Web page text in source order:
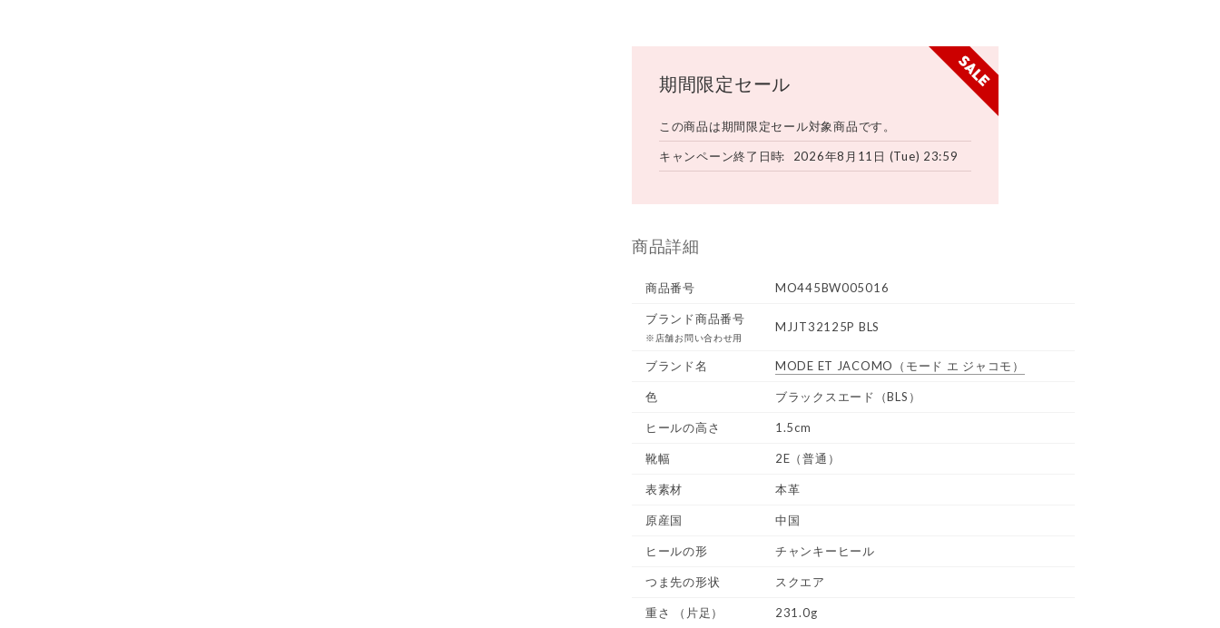
期間限定セール
この商品は期間限定セール対象商品です。
キャンペーン終了日時 2026年8月11日 (Tue) 23:59
商品詳細
商品番号 MO445BW005016
ブランド商品番号
※店舗お問い合わせ用
MJJT32125P BLS
ブランド名 MODE ET JACOMO （モード エ ジャコモ）
色 ブラックスエード（BLS）
ヒールの高さ 1.5cm
靴幅 2E（普通）
表素材 本革
原産国 中国
ヒールの形 チャンキーヒール
つま先の形状 スクエア
重さ （片足） 231.0g